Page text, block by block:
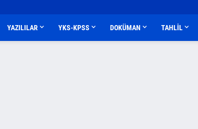
YAZILILAR YKS-KPSS DOKÜMAN TAHLİL